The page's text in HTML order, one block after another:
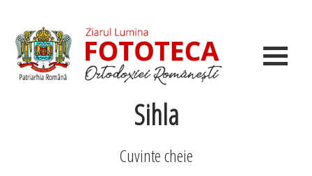
Sihla
Cuvinte cheie